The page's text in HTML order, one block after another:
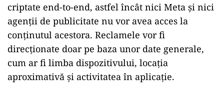
criptate end-to-end, astfel încât nici Meta și nici
agenții de publicitate nu vor avea acces la
conținutul acestora. Reclamele vor fi
direcționate doar pe baza unor date generale,
cum ar fi limba dispozitivului, locația
aproximativă și activitatea în aplicație.